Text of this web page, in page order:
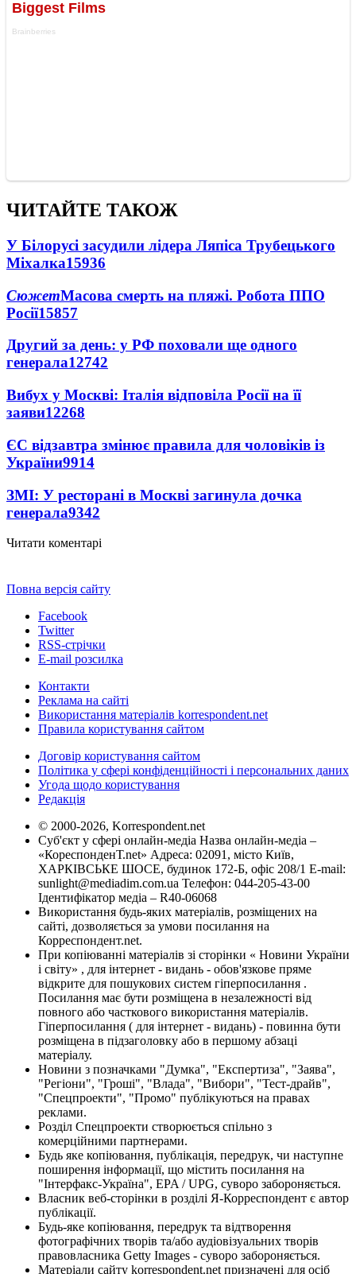
ЧИТАЙТЕ ТАКОЖ
У Білорусі засудили лідера Ляпіса Трубецького
Міхалка15936
СюжетМасова смерть на пляжі. Робота ППО
Росії15857
Другий за день: у РФ поховали ще одного
генерала12742
Вибух у Москві: Італія відповіла Росії на її
заяви12268
ЄС відзавтра змінює правила для чоловіків із
України9914
ЗМІ: У ресторані в Москві загинула дочка
генерала9342
Читати коментарі
Повна версія сайту
Facebook
Twitter
RSS-стрічки
E-mail розсилка
Контакти
Реклама на сайті
Використання матеріалів korrespondent.net
Правила користування сайтом
Договір користування сайтом
Політика у сфері конфіденційності і персональних даних
Угода щодо користування
Редакція
© 2000-2026, Korrespondent.net
Суб'єкт у сфері онлайн-медіа Назва онлайн-медіа –
«КореспонденТ.net» Адреса: 02091, місто Київ,
ХАРКІВСЬКЕ ШОСЕ, будинок 172-Б, офіс 208/1 E-mail:
sunlight@mediadim.com.ua Телефон: 044-205-43-00
Ідентифікатор медіа – R40-06068
Використання будь-яких матеріалів, розміщених на
сайті, дозволяється за умови посилання на
Корреспондент.net.
При копіюванні матеріалів зі сторінки « Новини України
і світу» , для інтернет - видань - обов'язкове пряме
відкрите для пошукових систем гіперпосилання .
Посилання має бути розміщена в незалежності від
повного або часткового використання матеріалів.
Гіперпосилання ( для інтернет - видань) - повинна бути
розміщена в підзаголовку або в першому абзаці
матеріалу.
Новини з позначками "Думка", "Експертиза", "Заява",
"Регіони", "Гроші", "Влада", "Вибори", "Тест-драйв",
"Спецпроекти", "Промо" публікуються на правах
реклами.
Розділ Спецпроекти створюється спільно з
комерційними партнерами.
Будь яке копіювання, публікація, передрук, чи наступне
поширення інформації, що містить посилання на
"Інтерфакс-Україна", EPA / UPG, суворо забороняється.
Власник веб-сторінки в розділі Я-Корреспондент є автор
публікації.
Будь-яке копіювання, передрук та відтворення
фотографічних творів та/або аудіовізуальних творів
правовласника Getty Images - суворо забороняється.
Матеріали сайту korrespondent.net призначені для осіб